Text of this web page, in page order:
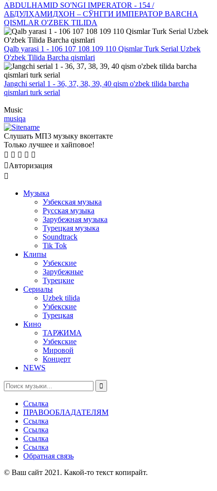
ABDULHAMID SO'NGI IMPERATOR - 154 /
АБДУЛҲАМИДХОН – СЎНГГИ ИМПЕРАТОР BARCHA
QISMLAR O'ZBEK TILIDA
Qalb yarasi 1 - 106 107 108 109 110 Qismlar Turk Serial Uzbek
O'zbek Tilida Barcha qismlari
Jangchi serial 1 - 36, 37, 38, 39, 40 qism o'zbek tilida barcha
qismlari turk serial
Music
musiqa
Слушать МП3 музыку вконтакте
Только лучшее и хайповое!
Авторизация
Mузыка
Узбекская музыка
Русская музыка
Зарубежная музыка
Турецкая музыка
Soundtrack
Tik Tok
Клипы
Узбекские
Зарубежные
Турецкие
Сериалы
Uzbek tilida
Узбекские
Турецкая
Кино
ТАРЖИМА
Узбекские
Мировой
Концерт
NEWS
Ссылка
ПРАВООБЛАДАТЕЛЯМ
Ссылка
Ссылка
Ссылка
Ссылка
Обратная связь
© Ваш сайт 2021. Какой-то текст копирайт.